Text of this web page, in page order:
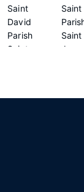
Saint
David
Parish
Saint
Saint